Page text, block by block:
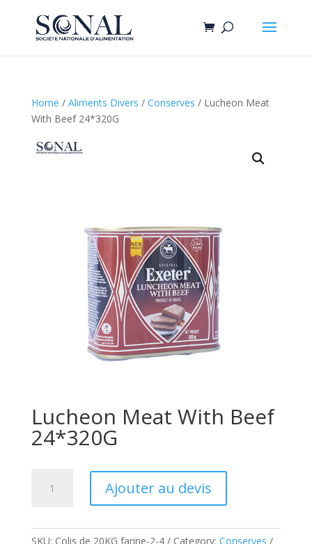
Home / Aliments Divers / Conserves / Lucheon Meat
With Beef 24*320G
Lucheon Meat With Beef
24*320G
Meat
24*320G
Ajouter au devis
SKU: Colis de 20KG farine-2-4 Category: Conserves